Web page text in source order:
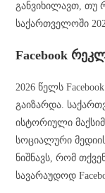
განვიხილავთ, თუ
საქართველოში
Facebook
2026 წელს
გაიზარდა.
ისტორიული
სოციალური
ნიშნავს, რომ
სავარაუდოდ